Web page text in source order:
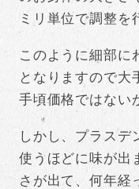
ミリ単位で調整を
このように細部に
となりますので大
手頃価格ではない
しかし、プラスデ
使うほどに味が出
さが出て、何年経